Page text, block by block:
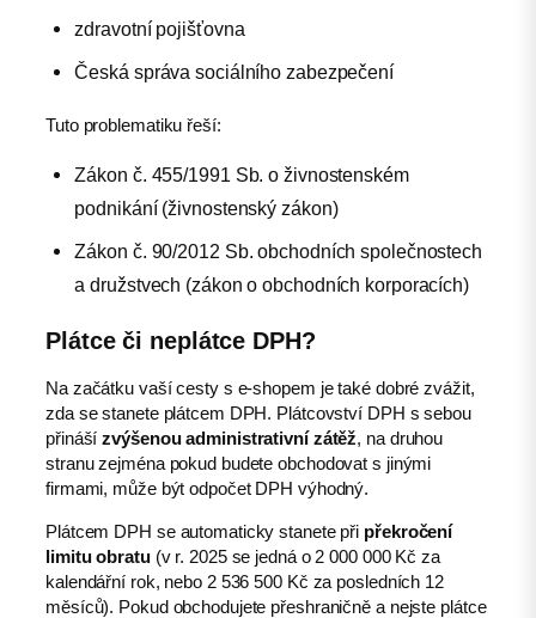
zdravotní pojišťovna
Česká správa sociálního zabezpečení
Tuto problematiku řeší:
Zákon č. 455/1991 Sb. o živnostenském
podnikání (živnostenský zákon)
Zákon č. 90/2012 Sb. obchodních společnostech
a družstvech (zákon o obchodních korporacích)
Plátce či neplátce DPH?
Na začátku vaší cesty s e-shopem je také dobré zvážit,
zda se stanete plátcem DPH. Plátcovství DPH s sebou
přinášízvýšenou administrativní zátěž, na druhou
stranu zejména pokud budete obchodovat s jinými
firmami, může být odpočet DPH výhodný.
Plátcem DPH se automaticky stanete při překročení
limitu obratu(v r. 2025 se jedná o 2 000 000 Kč za
kalendářní rok, nebo 2 536 500 Kč za posledních 12
měsíců). Pokud obchodujete přeshraničně a nejste plátce